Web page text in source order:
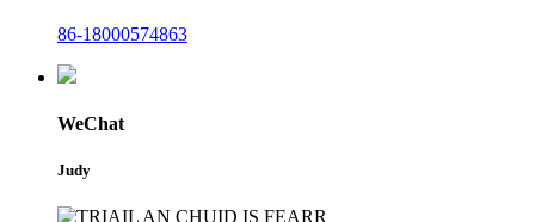
86-18000574863
WeChat
Judy